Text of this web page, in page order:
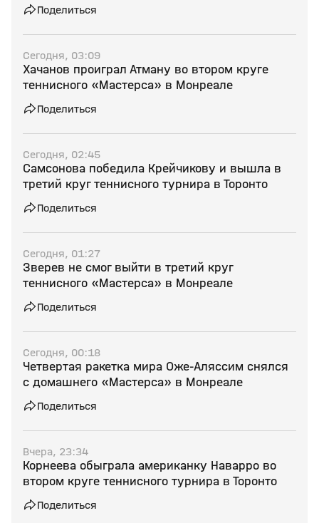
Поделиться
Сегодня, 03:09
Хачанов проиграл Атману во втором круге
теннисного «Мастерса» в Монреале
Поделиться
Сегодня, 02:45
Самсонова победила Крейчикову и вышла в
третий круг теннисного турнира в Торонто
Поделиться
Сегодня, 01:27
Зверев не смог выйти в третий круг
теннисного «Мастерса» в Монреале
Поделиться
Сегодня, 00:18
Четвертая ракетка мира Оже‑Аляссим снялся
с домашнего «Мастерса» в Монреале
Поделиться
Вчера, 23:34
Корнеева обыграла американку Наварро во
втором круге теннисного турнира в Торонто
Поделиться